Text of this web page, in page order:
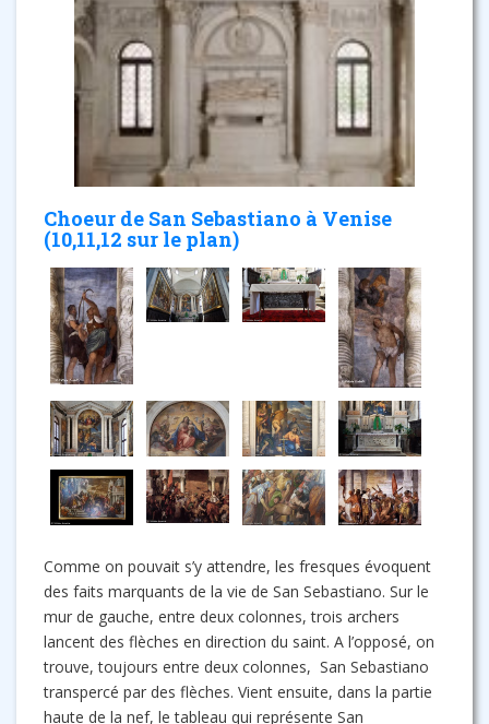
Choeur de San Sebastiano à Venise
(10,11,12 sur le plan)
Comme on pouvait s’y attendre, les fresques évoquent
des faits marquants de la vie de San Sebastiano. Sur le
mur de gauche, entre deux colonnes, trois archers
lancent des flèches en direction du saint. A l’opposé, on
trouve, toujours entre deux colonnes, San Sebastiano
transpercé par des flèches. Vient ensuite, dans la partie
haute de la nef, le tableau qui représente San